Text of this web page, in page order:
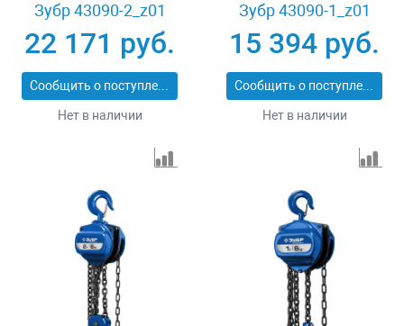
Зубр 43090-2_z01
22 171 руб.
Сообщить о поступлении
Нет в наличии
Зубр 43090-1_z01
15 394 руб.
Сообщить о поступлении
Нет в наличии